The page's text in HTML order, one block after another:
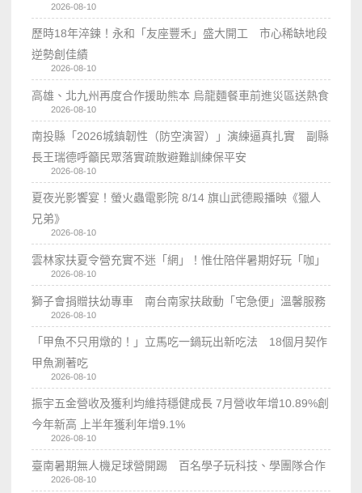
2026-08-10
歷時18年淬鍊！永和「友座豐禾」盛大開工 市心稀缺地段
逆勢創佳績
2026-08-10
高雄、北九州再度合作援助熊本 烏龍麵餐車前進災區送熱食
2026-08-10
南投縣「2026城鎮韌性（防空演習）」演練逼真扎實 副縣
長王瑞德呼籲民眾落實疏散避難訓練保平安
2026-08-10
夏夜光影饗宴！螢火蟲電影院 8/14 旗山武德殿播映《獵人
兄弟》
2026-08-10
雲林家扶夏令營充實不迷「網」！惟仕陪伴暑期好玩「咖」
2026-08-10
獅子會捐贈扶幼專車 南台南家扶啟動「宅急便」溫馨服務
2026-08-10
「甲魚不只用燉的！」立馬吃一鍋玩出新吃法 18個月契作
甲魚涮著吃
2026-08-10
振宇五金營收及獲利均維持穩健成長 7月營收年增10.89%創
今年新高 上半年獲利年增9.1%
2026-08-10
臺南暑期無人機足球營開踢 百名學子玩科技、學團隊合作
2026-08-10